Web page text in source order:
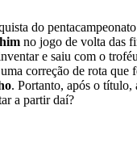
do
no jogo de volta das
e saiu com o
correção de rota que
. Portanto, após o título,
a partir daí?